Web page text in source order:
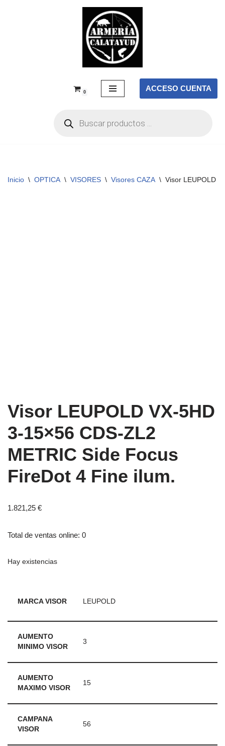
0 ACCESO CUENTA
Inicio \ OPTICA \ VISORES \ Visores CAZA \ Visor LEUPOLD
Visor LEUPOLD VX-5HD
3-15×56 CDS-ZL2
METRIC Side Focus
FireDot 4 Fine ilum.
1.821,25 €
Total de ventas online: 0
Hay existencias
MARCA VISOR LEUPOLD
AUMENTO
MINIMO VISOR
3
AUMENTO
MAXIMO VISOR
15
CAMPANA
VISOR
56